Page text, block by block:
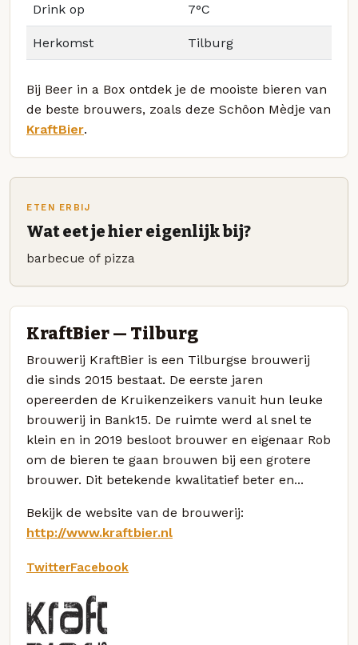
Drink op 7°C
Herkomst Tilburg
Bij Beer in a Box ontdek je de mooiste bieren van
de beste brouwers, zoals deze Schôon Mèdje van
KraftBier.
ETEN ERBIJ
Wat eet je hier eigenlijk bij?
barbecue of pizza
KraftBier — Tilburg
Brouwerij KraftBier is een Tilburgse brouwerij
die sinds 2015 bestaat. De eerste jaren
opereerden de Kruikenzeikers vanuit hun leuke
brouwerij in Bank15. De ruimte werd al snel te
klein en in 2019 besloot brouwer en eigenaar Rob
om de bieren te gaan brouwen bij een grotere
brouwer. Dit betekende kwalitatief beter en...
Bekijk de website van de brouwerij:
http://www.kraftbier.nl
TwitterFacebook